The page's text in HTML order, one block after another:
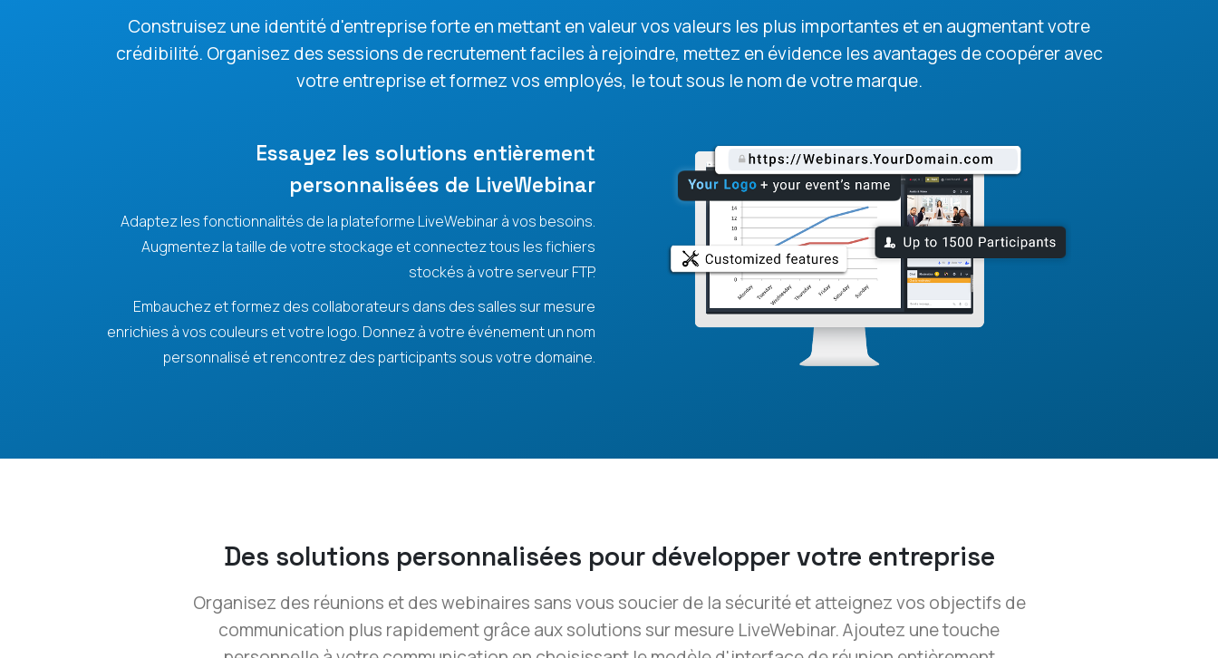
Construisez une identité d'entreprise forte en mettant en valeur vos valeurs les plus importantes et en augmentant votre
crédibilité. Organisez des sessions de recrutement faciles à rejoindre, mettez en évidence les avantages de coopérer avec
votre entreprise et formez vos employés, le tout sous le nom de votre marque.
Essayez les solutions entièrement
personnalisées de LiveWebinar
Adaptez les fonctionnalités de la plateforme LiveWebinar à vos besoins.
Augmentez la taille de votre stockage et connectez tous les fichiers
stockés à votre serveur FTP.
Embauchez et formez des collaborateurs dans des salles sur mesure
enrichies à vos couleurs et votre logo. Donnez à votre événement un nom
personnalisé et rencontrez des participants sous votre domaine.
Des solutions personnalisées pour développer votre entreprise
Organisez des réunions et des webinaires sans vous soucier de la sécurité et atteignez vos objectifs de
communication plus rapidement grâce aux solutions sur mesure LiveWebinar. Ajoutez une touche